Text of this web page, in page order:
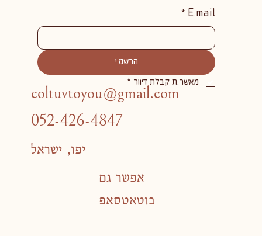
E.mail
*
הרשמ.י
מאשר.ת קבלת דיוור *
אפשר גם
בוטאטסאפ
coltuvtoyou@gmail.com
052-426-4847
יפו, ישראל